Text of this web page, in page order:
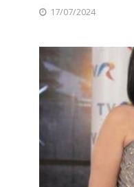
17/07/2024